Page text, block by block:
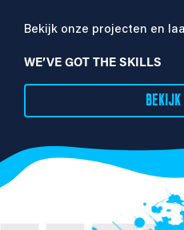
Bekijk onze projecten en
WE’VE GOT THE SKILLS